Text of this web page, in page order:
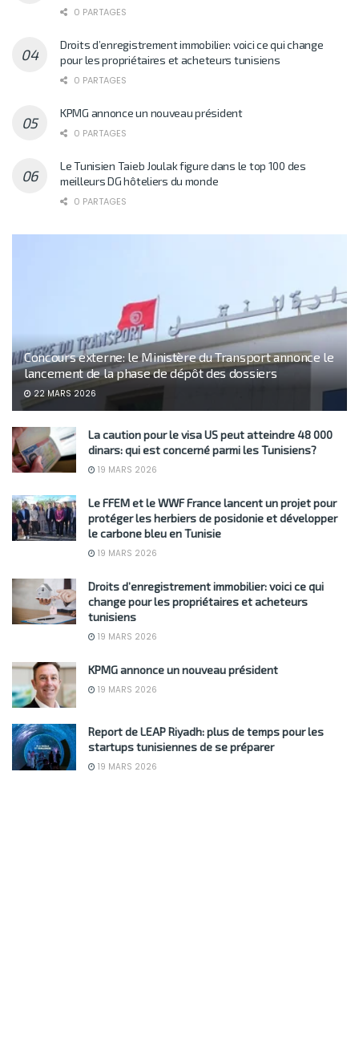
0 PARTAGES
Droits d’enregistrement immobilier: voici ce qui change
pour les propriétaires et acheteurs tunisiens
0 PARTAGES
KPMG annonce un nouveau président
0 PARTAGES
Le Tunisien Taieb Joulak figure dans le top 100 des
meilleurs DG hôteliers du monde
0 PARTAGES
Concours externe: le Ministère du Transport annonce le
lancement de la phase de dépôt des dossiers
22 MARS 2026
La caution pour le visa US peut atteindre 48 000
dinars: qui est concerné parmi les Tunisiens?
19 MARS 2026
Le FFEM et le WWF France lancent un projet pour
protéger les herbiers de posidonie et développer
le carbone bleu en Tunisie
19 MARS 2026
Droits d’enregistrement immobilier: voici ce qui
change pour les propriétaires et acheteurs
tunisiens
19 MARS 2026
KPMG annonce un nouveau président
19 MARS 2026
Report de LEAP Riyadh: plus de temps pour les
startups tunisiennes de se préparer
19 MARS 2026